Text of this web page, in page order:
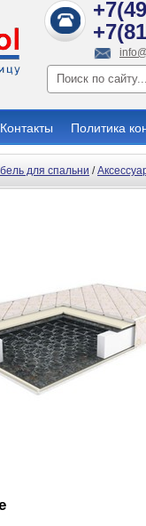
Контакты Политика
для спальни /